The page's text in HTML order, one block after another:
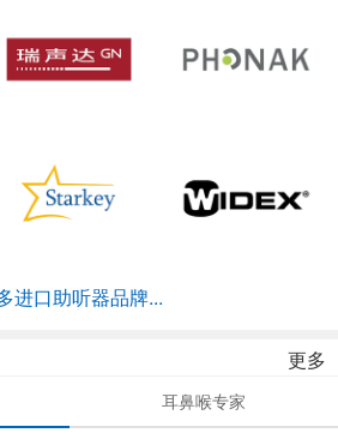
进口助听器品牌...
更多
耳鼻喉专家